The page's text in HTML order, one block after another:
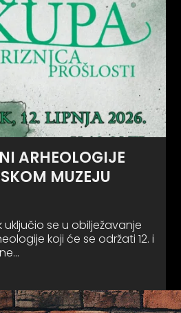
ARHEOLOGIJE
MUZEJU
uključio se u obilježavanje
koji će se održati 12. i